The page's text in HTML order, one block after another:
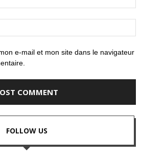
e-mail et mon site dans le navigateur
FOLLOW US